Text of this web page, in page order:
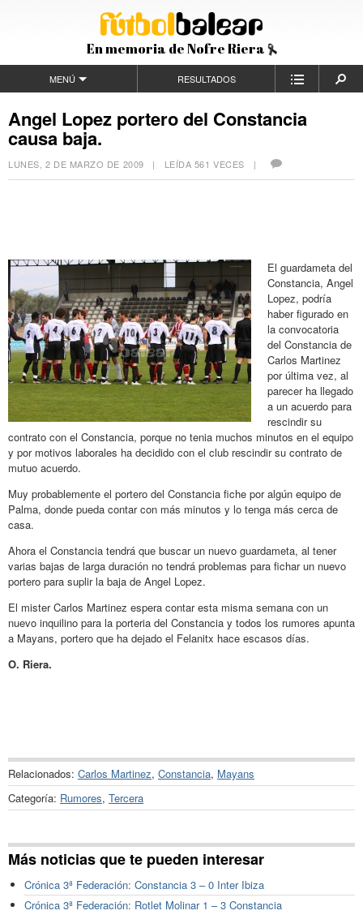
En memoria de Nofre Riera
MENÚ RESULTADOS
Angel Lopez portero del Constancia
causa baja.
LUNES, 2 DE MARZO DE 2009 | LEÍDA 561 VECES |
El guardameta del
Constancia, Angel
Lopez, podría
haber figurado en
la convocatoria
del Constancia de
Carlos Martinez
por última vez, al
parecer ha llegado
a un acuerdo para
rescindir su
contrato con el Constancia, porque no tenia muchos minutos en el equipo
y por motivos laborales ha decidido con el club rescindir su contrato de
mutuo acuerdo.
Muy probablemente el portero del Constancia fiche por algún equipo de
Palma, donde pueda contar con más minutos y lo tenga más cerca de
casa.
Ahora el Constancia tendrá que buscar un nuevo guardameta, al tener
varias bajas de larga duración no tendrá problemas para fichar un nuevo
portero para suplir la baja de Angel Lopez.
El mister Carlos Martinez espera contar esta misma semana con un
nuevo inquilino para la porteria del Constancia y todos los rumores apunta
a Mayans, portero que ha dejado el Felanitx hace escasos días.
O. Riera.
Relacionados: Carlos Martinez, Constancia, Mayans
Categoría: Rumores, Tercera
Más noticias que te pueden interesar
Crónica 3ª Federación: Constancia 3 – 0 Inter Ibiza
Crónica 3ª Federación: Rotlet Molinar 1 – 3 Constancia